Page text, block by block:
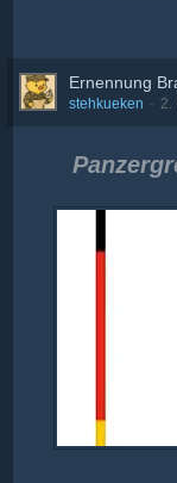
Ernennung
stehkueken 2.